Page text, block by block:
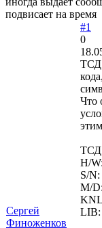
подвисает на время
Сергей
Финоженков
#1
0
ТСД
Что
ТСД
H/
S/
M/
LIB: